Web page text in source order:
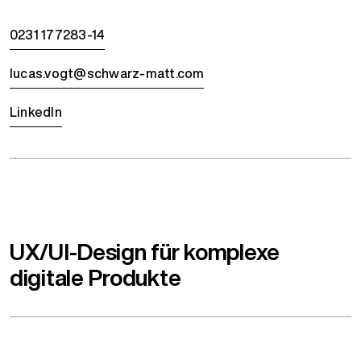
0231 177283-14
lucas.vogt@schwarz-matt.com
LinkedIn
UX/UI-Design für komplexe
digitale Produkte